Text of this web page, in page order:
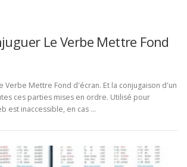
Le Verbe Mettre Fond
Verbe Mettre Fond d'écran. Et la conjugaison d'un
ces parties mises en ordre. Utilisé pour
est inaccessible, en cas …